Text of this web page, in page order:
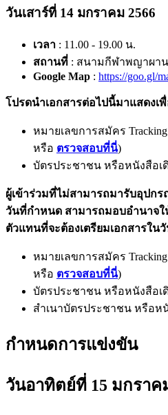
วันเสาร์ที่ 14 มกราคม 2566
เวลา : 11.00 - 19.00 น.
สถานที่ : สนามกีฬาพญาผา
Google Map : https://goo.gl/
โปรดนำเอกสารต่อไปนี้มาแสดง
หมายเลขการสมัคร
หรือ ตรวจสอบที่นี่)
บัตรประชาชน หรือหนังสือเ
ผู้เข้าร่วมที่ไม่สามารถมารับอุปก
วันที่กำหนด สามารถมอบอำนาจ
ตัวแทนที่จะต้องเตรียมเอกสารใน
หมายเลขการสมัคร
หรือ ตรวจสอบที่นี่)
บัตรประชาชน หรือหนังสือเ
สำเนาบัตรประชาชน หรือห
กำหนดการแข่งขัน
วันอาทิตย์ที่ 15 มกราค